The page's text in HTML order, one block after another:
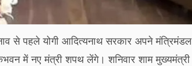
से पहले योगी आदित्यनाथ सरकार अपने मंत्रिमंडल
में नए मंत्री शपथ लेंगे। शनिवार शाम मुख्यमंत्री